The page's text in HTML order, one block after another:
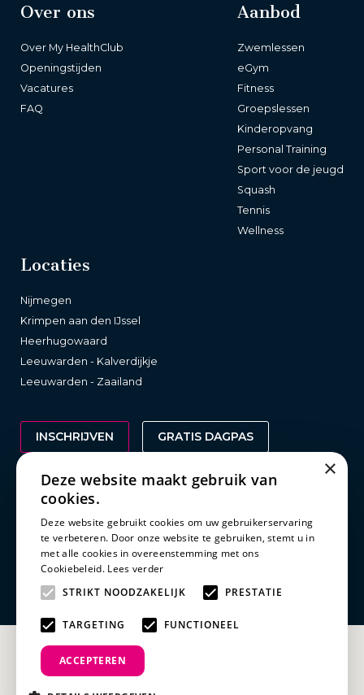
Over ons
Over My HealthClub
Openingstijden
Vacatures
FAQ
Aanbod
Zwemlessen
eGym
Fitness
Groepslessen
Kinderopvang
Personal Training
Sport voor de jeugd
Squash
Tennis
Wellness
Locaties
Nijmegen
Krimpen aan den IJssel
Heerhugowaard
Leeuwarden - Kalverdijkje
Leeuwarden - Zaailand
INSCHRIJVEN GRATIS DAGPAS
Wetgeving
Clubreglement
×
Deze website maakt gebruik van
cookies.
Deze website gebruikt cookies om uw gebruikerservaring
te verbeteren. Door onze website te gebruiken, stemt u in
met alle cookies in overeenstemming met ons
Cookiebeleid. Lees verder
STRIKT NOODZAKELIJK
PRESTATIE
TARGETING FUNCTIONEEL
ACCEPTEREN